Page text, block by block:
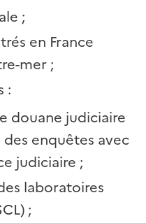
;
en France
mer ;
:
douane judiciaire
enquêtes avec
judiciaire ;
laboratoires
;